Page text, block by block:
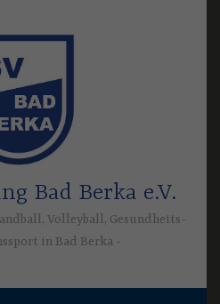
Bad Berka e.V.
Volleyball, Gesundheits-
in Bad Berka